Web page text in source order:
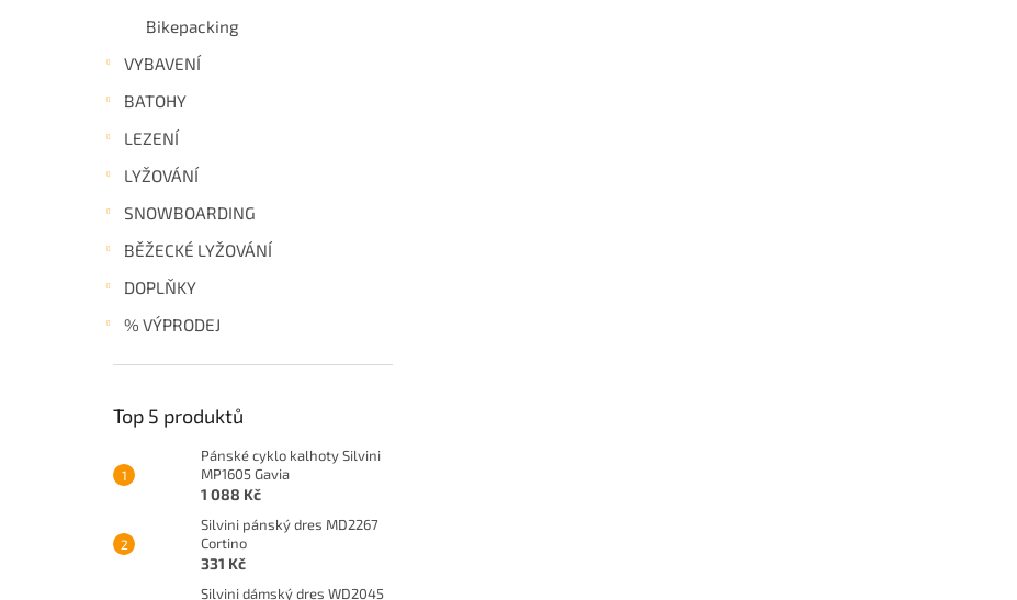
Bikepacking
VYBAVENÍ
BATOHY
LEZENÍ
LYŽOVÁNÍ
SNOWBOARDING
BĚŽECKÉ LYŽOVÁNÍ
DOPLŇKY
% VÝPRODEJ
Top 5 produktů
Pánské cyklo kalhoty Silvini
MP1605 Gavia
1 088 Kč
Silvini pánský dres MD2267
Cortino
331 Kč
Silvini dámský dres WD2045